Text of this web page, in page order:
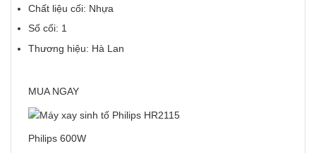
Chất liệu cối: Nhựa
Số cối: 1
Thương hiệu: Hà Lan
MUA NGAY
Philips 600W